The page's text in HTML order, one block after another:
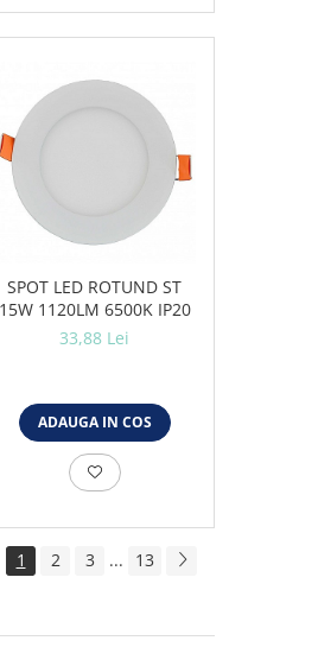
SPOT LED ROTUND ST
15W 1120LM 6500K IP20
33,88 Lei
ADAUGA IN COS
1 2 3 ... 13